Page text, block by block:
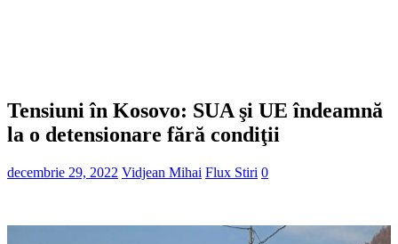
Tensiuni în Kosovo: SUA şi UE îndeamnă
la o detensionare fără condiţii
decembrie 29, 2022 Vidjean Mihai Flux Stiri 0